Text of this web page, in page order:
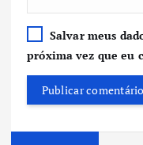
Salvar meus
próxima vez que eu